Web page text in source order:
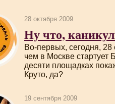
28 октября 2009
Ну что,
Во-первых, сегодня,
чем в Москве
десяти площадках
Круто, да?
19 сентября 2009